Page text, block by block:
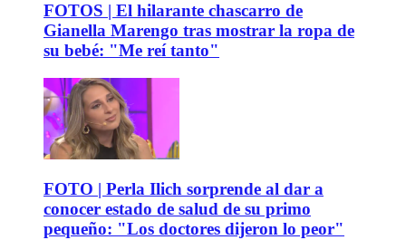
FOTOS | El hilarante chascarro de
Gianella Marengo tras mostrar la ropa de
su bebé: "Me reí tanto"
FOTO | Perla Ilich sorprende al dar a
conocer estado de salud de su primo
pequeño: "Los doctores dijeron lo peor"